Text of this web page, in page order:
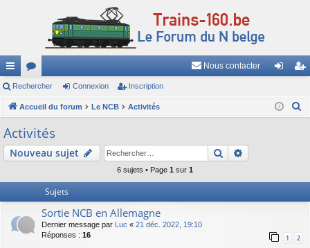
ac
co
ur
ci
or
u
s
Nous contacter
ne cri
Rechercher Connexion Inscription
Accueil du forum Le NCB Activités
r
Activités
Nouveau sujet Rechercher
6 sujets • Page 1 sur 1
Sujets
Sortie NCB en Allemagne
Dernier message par Luc « 21 déc. 2022, 19:10
Réponses : 16 1 2